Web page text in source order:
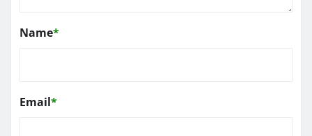
Name*
Email*